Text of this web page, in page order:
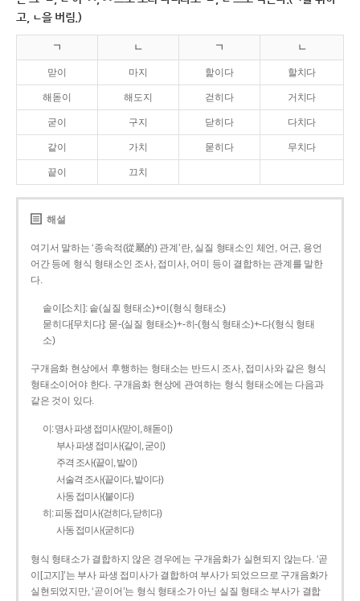
고, ㄴ을 버림.)
ㄱ ㄴ ㄱ ㄴ
맏이 마지 핥이다 할치다
해돋이 해도지 걷히다 거치다
굳이 구지 닫히다 다치다
같이 가치 묻히다 무치다
끝이 끄치
해설
여기서 말하는 ‘종속적(從屬的) 관계’란, 실질 형태소인 체언, 어근, 용언
어간 등에 형식 형태소인 조사, 접미사, 어미 등이 결합하는 관계를 말한
다.
솥이[소치]: 솥(실질 형태소)+이(형식 형태소)
묻히다[무치다]: 묻­-(실질 형태소)+­-히­-(형식 형태소)+-다(형식 형태
소)
구개음화 현상에서 후행하는 형태소는 반드시 조사, 접미사와 같은 형식
형태소이어야 한다. 구개음화 현상에 관여하는 형식 형태소에는 다음과
같은 것이 있다.
이: 명사 파생 접미사(맏이, 해돋이)
부사 파생 접미사(같이, 굳이)
주격 조사(끝이, 밭이)
서술격 조사(끝이다, 밭이다)
사동 접미사(붙이다)
히: 피동 접미사(걷히다, 닫히다)
사동 접미사(굳히다)
형식 형태소가 결합하지 않은 경우에는 구개음화가 실현되지 않는다. ‘곧
이[고지]’는 부사 파생 접미사가 결합하여 부사가 되었으므로 구개음화가
실현되었지만, ‘곧이어’는 형식 형태소가 아닌 실질 형태소 부사가 결합